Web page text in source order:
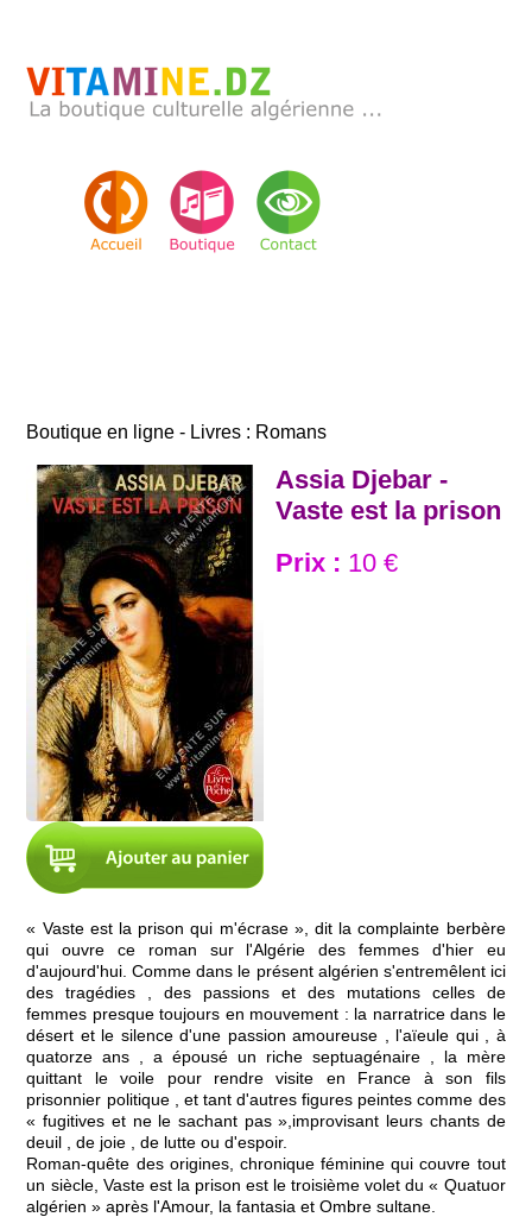
Boutique en ligne - Livres : Romans
Assia Djebar -
Vaste est la prison
Prix : 10 €
« Vaste est la prison qui m'écrase », dit la complainte berbère
qui ouvre ce roman sur l'Algérie des femmes d'hier eu
d'aujourd'hui. Comme dans le présent algérien s'entremêlent ici
des tragédies , des passions et des mutations celles de
femmes presque toujours en mouvement : la narratrice dans le
désert et le silence d'une passion amoureuse , l'aïeule qui , à
quatorze ans , a épousé un riche septuagénaire , la mère
quittant le voile pour rendre visite en France à son fils
prisonnier politique , et tant d'autres figures peintes comme des
« fugitives et ne le sachant pas »,improvisant leurs chants de
deuil , de joie , de lutte ou d'espoir.
Roman-quête des origines, chronique féminine qui couvre tout
un siècle, Vaste est la prison est le troisième volet du « Quatuor
algérien » après l'Amour, la fantasia et Ombre sultane.